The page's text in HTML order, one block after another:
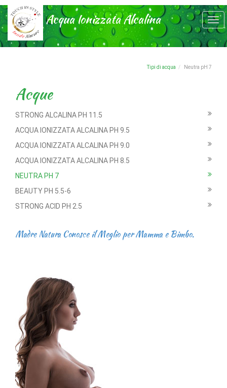
Acqua Ionizzata Alcalina
Tipi di acqua Neutra pH 7
Acque
STRONG ALCALINA PH 11.5
ACQUA IONIZZATA ALCALINA PH 9.5
ACQUA IONIZZATA ALCALINA PH 9.0
ACQUA IONIZZATA ALCALINA PH 8.5
NEUTRA PH 7
BEAUTY PH 5.5-6
STRONG ACID PH 2.5
Madre Natura Conosce il Meglio per Mamma e Bimbo.